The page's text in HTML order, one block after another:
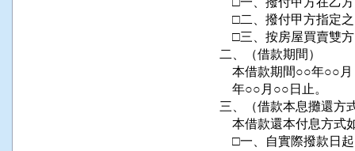
□二、撥付甲方指
□三、按房屋買賣雙
二、（借
本借款期間○○年○○
年○○
三、（借款本
本借款還
□一、自實際撥款